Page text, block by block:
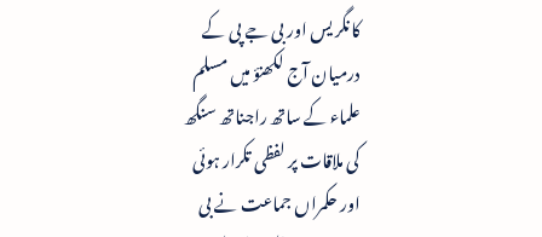
کانگریس اور بی جے پی کے
درمیان آج لکھنؤ میں مسلم
علماء کے ساتھ راجناتھ سنگھ
کی ملاقات پر لفظی تکرار ہوئی
اور حکمراں جماعت نے بی